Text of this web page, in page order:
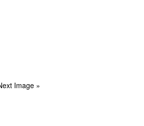
Image »